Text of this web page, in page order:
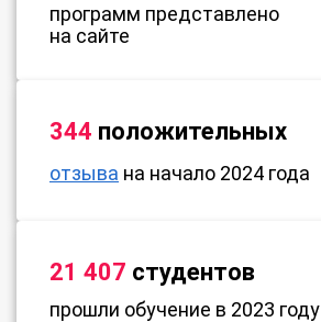
программ представлено
на сайте
344 положительных
отзыва на начало 2024 года
21 407 студентов
прошли обучение в 2023 году